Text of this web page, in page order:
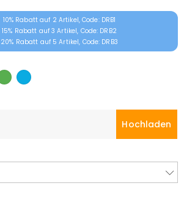
10% Rabatt auf 2 Artikel, Code: DRB1
15% Rabatt auf 3 Artikel, Code: DRB2
20% Rabatt auf 5 Artikel, Code: DRB3
Hochladen